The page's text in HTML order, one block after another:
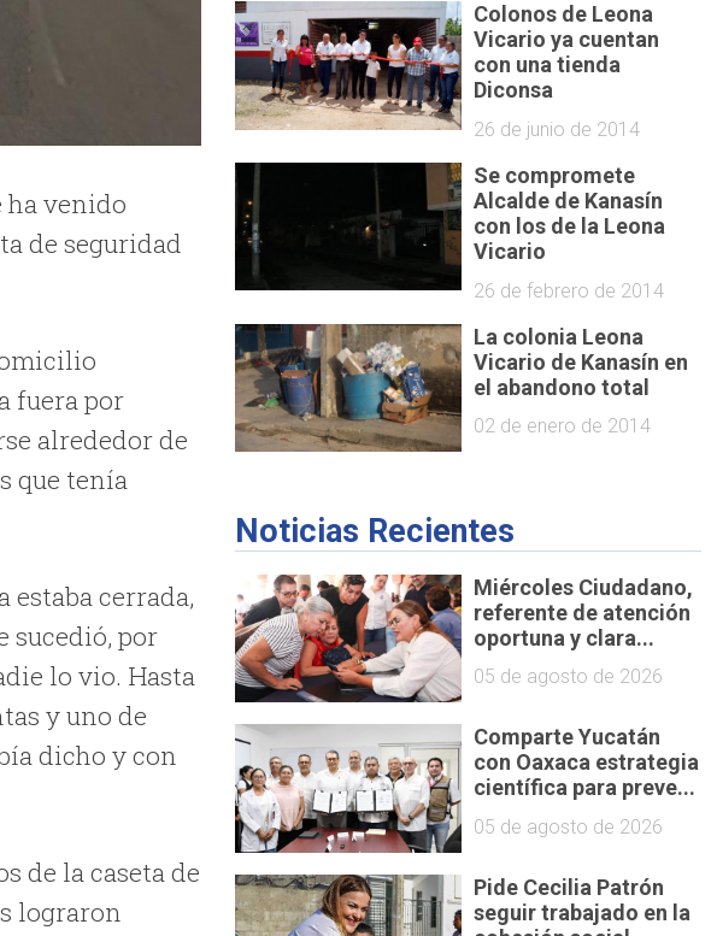
ha venido
de seguridad
fuera por
alrededor de
que tenía
estaba cerrada,
sucedió, por
lo vio. Hasta
y uno de
dicho y con
de la caseta de
lograron
Colonos de Leona
Vicario ya cuentan
con una tienda
Diconsa
26 de junio de 2014
Se compromete
Alcalde de Kanasín
con los de la Leona
Vicario
26 de febrero de 2014
La colonia Leona
Vicario de Kanasín en
el abandono total
02 de enero de 2014
Noticias Recientes
Miércoles Ciudadano,
referente de atención
oportuna y clara...
05 de agosto de 2026
Comparte Yucatán
con Oaxaca estrategia
científica para preve...
05 de agosto de 2026
Pide Cecilia Patrón
seguir trabajado en la